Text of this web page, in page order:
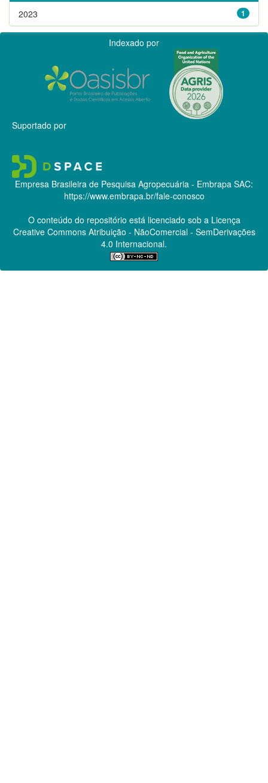
1
2023
Indexado por
Suportado por
Empresa Brasileira de Pesquisa Agropecuária - Embrapa SAC:
https://www.embrapa.br/fale-conosco
O conteúdo do repositório está licenciado sob a Licença
Creative CommonsAtribuição - NãoComercial - SemDerivações
4.0 Internacional.